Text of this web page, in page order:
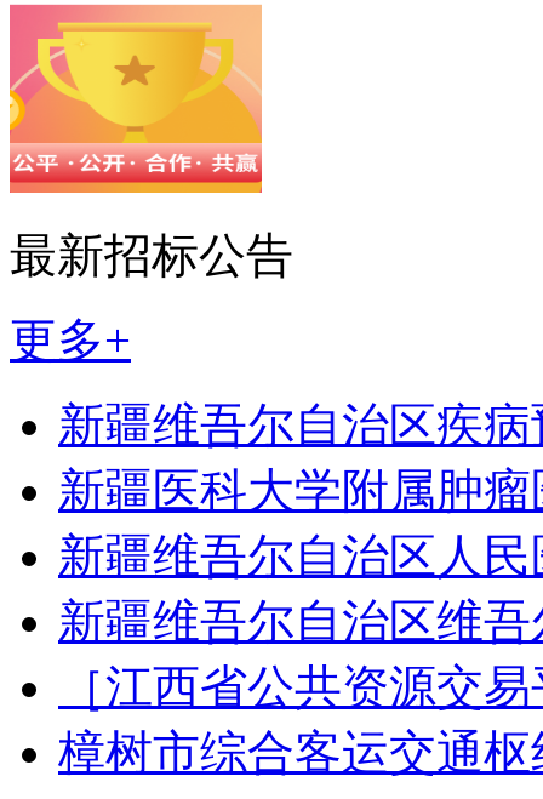
最新招标公告
更多+
新疆维吾尔自治区疾
新疆医科大学附属肿
新疆维吾尔自治区人
新疆维吾尔自治区维
［江西省公共资源交
樟树市综合客运交通枢